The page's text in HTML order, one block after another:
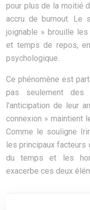
pour plus de la moitié
accru de burnout. Le
joignable » brouille
et temps de repos,
psychologique.
Ce phénomène est
pas seulement
l’anticipation de leur
connexion » maintient
Comme le souligne
les principaux
du temps et les
exacerbe ces deux